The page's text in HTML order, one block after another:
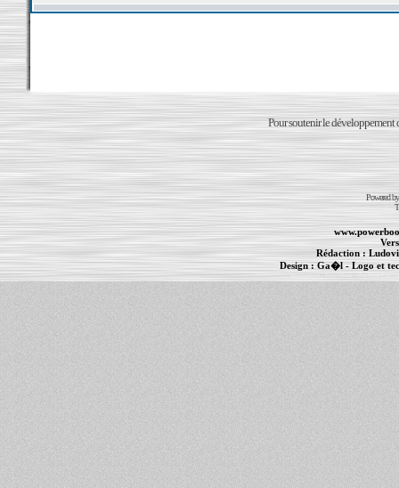
Pour soutenir le développement
Powered
Rédaction :
Design :Ga�l- Logo et
Informations :